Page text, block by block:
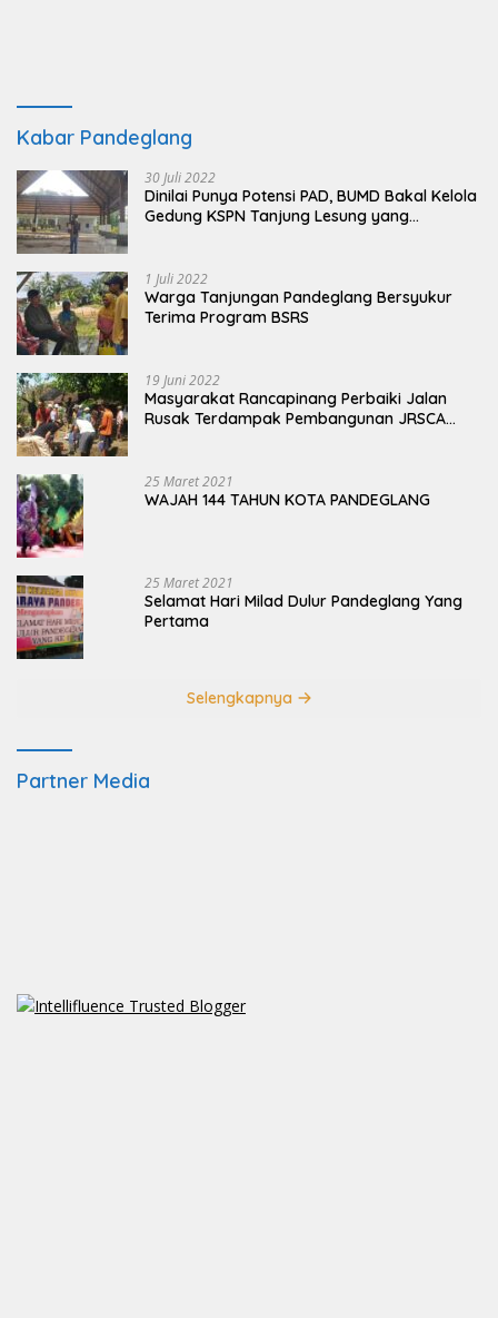
Kabar Pandeglang
30 Juli 2022
Dinilai Punya Potensi PAD, BUMD Bakal Kelola
Gedung KSPN Tanjung Lesung yang
1 Juli 2022
Warga Tanjungan Pandeglang Bersyukur
Terima Program BSRS
19 Juni 2022
Masyarakat Rancapinang Perbaiki Jalan
Rusak Terdampak Pembangunan JRSCA
25 Maret 2021
WAJAH 144 TAHUN KOTA PANDEGLANG
25 Maret 2021
Selamat Hari Milad Dulur Pandeglang Yang
Pertama
Selengkapnya
Partner Media